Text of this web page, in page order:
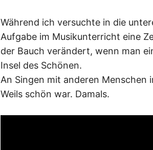
Während ich versuchte in die
Aufgabe im Musikunterricht eine
der Bauch verändert, wenn man
Insel des Schönen.
An Singen mit anderen Menschen
Weils schön war. Damals.